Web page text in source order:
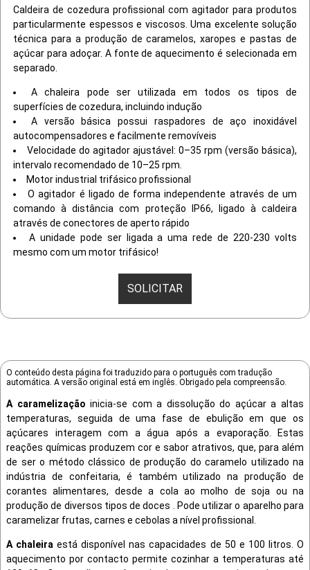
Caldeira de cozedura profissional com agitador para produtos
particularmente espessos e viscosos. Uma excelente solução
técnica para a produção de caramelos, xaropes e pastas de
açúcar para adoçar. A fonte de aquecimento é selecionada em
separado.
A chaleira pode ser utilizada em todos os tipos de
superfícies de cozedura, incluindo indução
A versão básica possui raspadores de aço inoxidável
autocompensadores e facilmente removíveis
Velocidade do agitador ajustável: 0–35 rpm (versão básica),
intervalo recomendado de 10–25 rpm.
Motor industrial trifásico profissional
O agitador é ligado de forma independente através de um
comando à distância com proteção IP66, ligado à caldeira
através de conectores de aperto rápido
A unidade pode ser ligada a uma rede de 220-230 volts
mesmo com um motor trifásico!
SOLICITAR
O conteúdo desta página foi traduzido para o português com tradução
automática. A versão original está em inglês. Obrigado pela compreensão.
A caramelização inicia-se com a dissolução do açúcar a altas
temperaturas, seguida de uma fase de ebulição em que os
açúcares interagem com a água após a evaporação. Estas
reações químicas produzem cor e sabor atrativos, que, para além
de ser o método clássico de produção do caramelo utilizado na
indústria de confeitaria, é também utilizado na produção de
corantes alimentares, desde a cola ao molho de soja ou na
produção de diversos tipos de doces . Pode utilizar o aparelho para
caramelizar frutas, carnes e cebolas a nível profissional.
A chaleiraestá disponível nas capacidades de 50 e 100 litros. O
aquecimento por contacto permite cozinhar a temperaturas até